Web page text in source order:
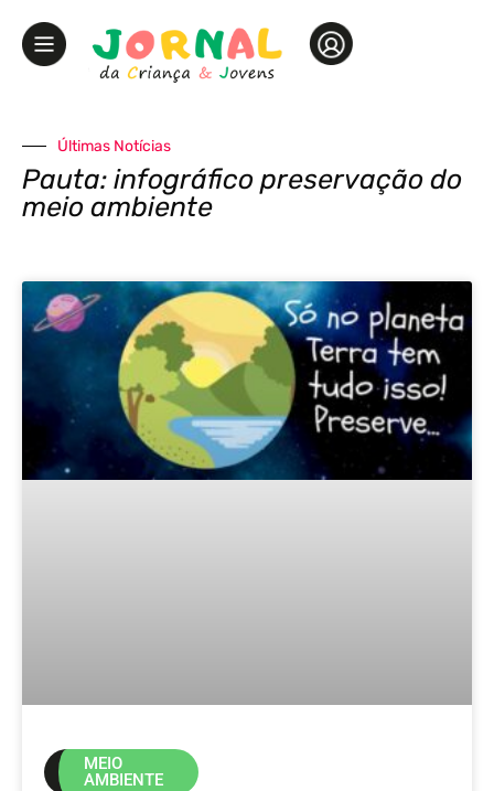
Últimas Notícias
Pauta: infográfico preservação do
meio ambiente
MEIO
AMBIENTE